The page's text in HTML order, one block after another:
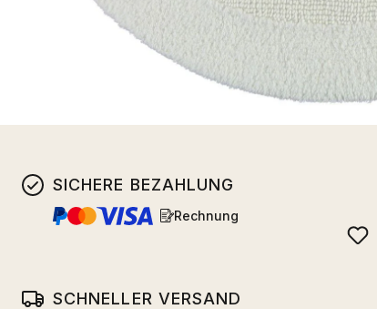
SICHERE BEZAHLUNG
Rechnung
SCHNELLER VERSAND